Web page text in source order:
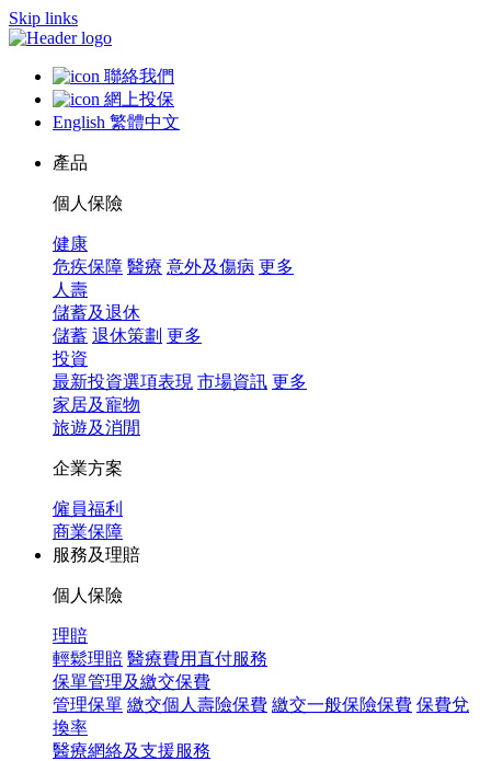
Skip links
聯絡我們
網上投保
English 繁體中文
產品
個人保險
健康
危疾保障 醫療 意外及傷病 更多
人壽
儲蓄及退休
儲蓄 退休策劃 更多
投資
最新投資選項表現 市場資訊 更多
家居及寵物
旅遊及消閒
企業方案
僱員福利
商業保障
服務及理賠
個人保險
理賠
輕鬆理賠 醫療費用直付服務
保單管理及繳交保費
管理保單 繳交個人壽險保費 繳交一般保險保費 保費兌
換率
醫療網絡及支援服務